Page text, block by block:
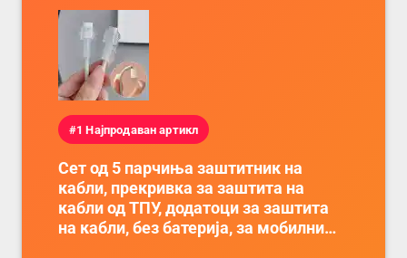
#1 Најпродаван артикл
Сет од 5 парчиња заштитник на
кабли, прекривка за заштита на
кабли од ТПУ, додатоци за заштита
на кабли, без батерија, за мобилни